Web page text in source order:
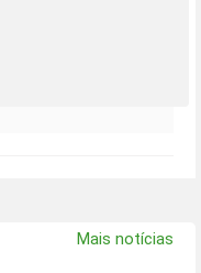
Mais notícias